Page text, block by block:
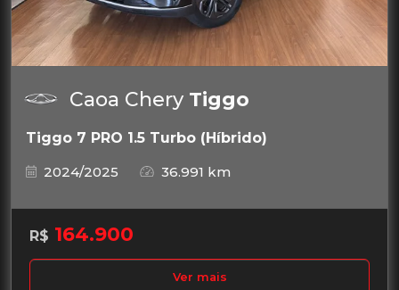
Caoa Chery Tiggo
Tiggo 7 PRO 1.5 Turbo (Híbrido)
2024/2025
36.991 km
R$ 164.900
Ver mais